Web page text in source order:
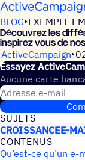
Passer au contenu
BLOG EXEMPLE
Décou­vrez les
inspi­rez vous de
ActiveCampaign
Essayez
Aucune carte
Adresse e-mail
SUJETS
CROISSANCEE-
CONTE­NUS
Qu’est-ce qu’un